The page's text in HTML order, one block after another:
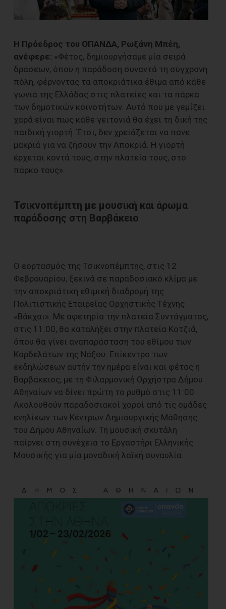
Η Πρόεδρος του ΟΠΑΝΔΑ, Ρωξάνη Μπέη,
ανέφερε: «Φέτος, δημιουργήσαμε μία σειρά
δράσεων, όπου η παράδοση συναντά τη σύγχρονη
πόλη, φέρνοντας τα αποκριάτικα έθιμα από κάθε
γωνιά της Ελλάδας στις πλατείες και τα πάρκα
των δημοτικών κοινοτήτων. Αυτό που με γεμίζει
χαρά είναι πως κάθε γειτονιά θα έχει τη δική της
παιδική γιορτή. Έτσι, δεν χρειάζεται να πάνε
μακριά για να ζήσουν την Αποκριά. Η γιορτή
έρχεται κοντά τους, στην πλατεία τους, στο
πάρκο τους».
Τσικνοπέμπτη με μουσική και άρωμα
παράδοσης στη Βαρβάκειο
Ο εορτασμός της Τσικνοπέμπτης, στις 12
Φεβρουαρίου, ξεκινά σε παραδοσιακό κλίμα με
την αποκριάτικη εθιμική διαδρομή της
Πολιτιστικής Εταιρείας Ορχηστικής Τέχνης
«Βάκχαι». Με αφετηρία την πλατεία Συντάγματος,
στις 11:00, θα καταλήξει στην πλατεία Κοτζιά,
όπου θα γίνει αναπαράσταση του εθίμου των
Κορδελάτων της Νάξου. Επίκεντρο των
εκδηλώσεων αυτήν την ημέρα είναι και φέτος η
Βαρβάκειος, με τη Φιλαρμονική Ορχήστρα Δήμου
Αθηναίων να δίνει πρώτη το ρυθμό στις 11:00.
Ακολουθούν παραδοσιακοί χοροί από τις ομάδες
ενηλίκων των Κέντρων Δημιουργικής Μάθησης
του Δήμου Αθηναίων. Τη μουσική σκυτάλη
παίρνει στη συνέχεια το Εργαστήρι Ελληνικής
Μουσικής για μία μοναδική λαϊκή συναυλία.